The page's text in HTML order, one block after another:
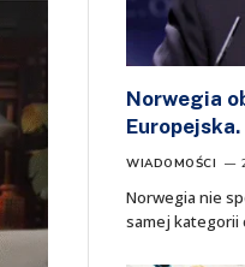
Norwegia
WIADOMOŚCI
Norwegia nie
samej kategorii